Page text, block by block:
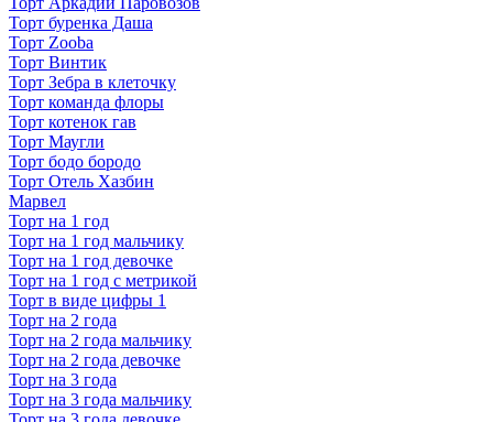
Торт буренка Даша
Торт Zooba
Торт Винтик
Торт Зебра в клеточку
Торт команда флоры
Торт котенок гав
Торт Маугли
Торт бодо бородо
Торт Отель Хазбин
Марвел
Торт на 1 год
Торт на 1 год мальчику
Торт на 1 год девочке
Торт на 1 год с метрикой
Торт в виде цифры 1
Торт на 2 года
Торт на 2 года мальчику
Торт на 2 года девочке
Торт на 3 года
Торт на 3 года мальчику